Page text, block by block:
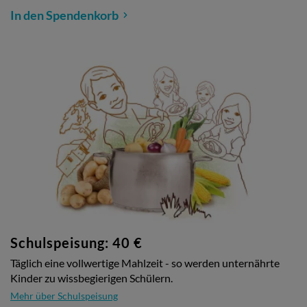
In den Spendenkorb
Schulspeisung: 40 €
Täglich eine vollwertige Mahlzeit - so werden unternährte
Kinder zu wissbegierigen Schülern.
Mehr über Schulspeisung